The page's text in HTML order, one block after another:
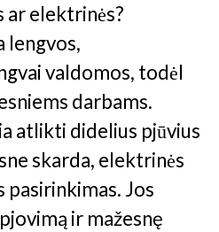
ar elektrinės?
lengvos,
valdomos, todėl
darbams.
atlikti didelius pjūvius
skarda, elektrinės
pasirinkimas. Jos
ir mažesnę